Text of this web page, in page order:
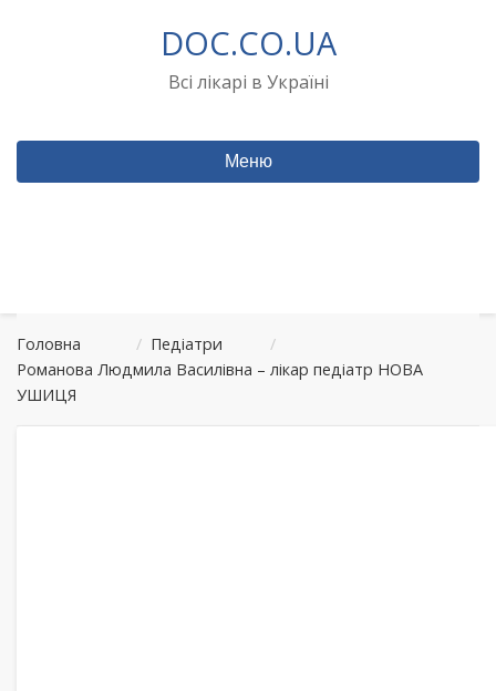
DOC.CO.UA
Всі лікарі в Україні
Меню
Головна / Педіатри
/
Романова Людмила Василівна – лікар педіатр НОВА
УШИЦЯ